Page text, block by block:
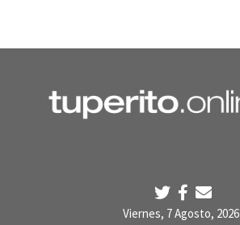
Viernes, 7 Agosto, 2026